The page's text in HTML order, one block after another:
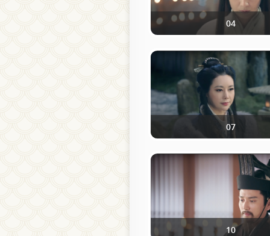
04
07
10